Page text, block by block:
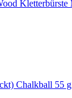
Kletterbürste
Chalkball 55